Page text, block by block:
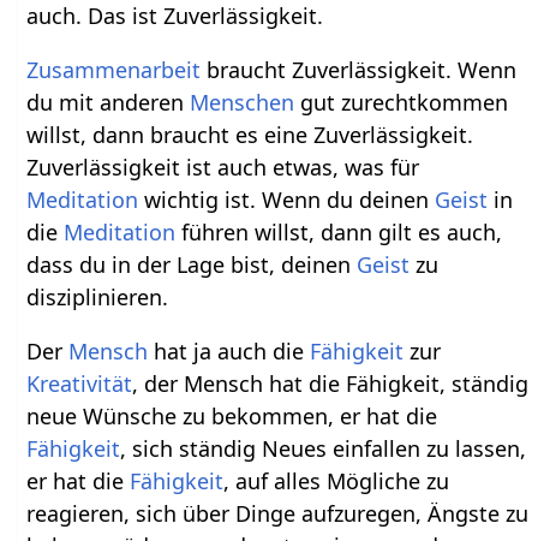
auch. Das ist Zuverlässigkeit.
Zusammenarbeit braucht Zuverlässigkeit. Wenn
du mit anderen Menschen gut zurechtkommen
willst, dann braucht es eine Zuverlässigkeit.
Zuverlässigkeit ist auch etwas, was für
Meditation wichtig ist. Wenn du deinen Geist in
die Meditation führen willst, dann gilt es auch,
dass du in der Lage bist, deinen Geist zu
disziplinieren.
Der Mensch hat ja auch die Fähigkeit zur
Kreativität, der Mensch hat die Fähigkeit, ständig
neue Wünsche zu bekommen, er hat die
Fähigkeit, sich ständig Neues einfallen zu lassen,
er hat die Fähigkeit, auf alles Mögliche zu
reagieren, sich über Dinge aufzuregen, Ängste zu